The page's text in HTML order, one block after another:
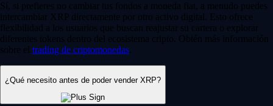
Sí, si prefieres no cambiar tus fondos a moneda fiat, a menudo puedes
intercambiar XRP directamente por otro activo digital. Esto ofrece
flexibilidad a los usuarios que buscan reajustar su cartera o explorar
diferentes tokens dentro del ecosistema cripto. Obtén más información
sobre el trading de criptomonedas
¿Qué necesito antes de poder vender XRP?